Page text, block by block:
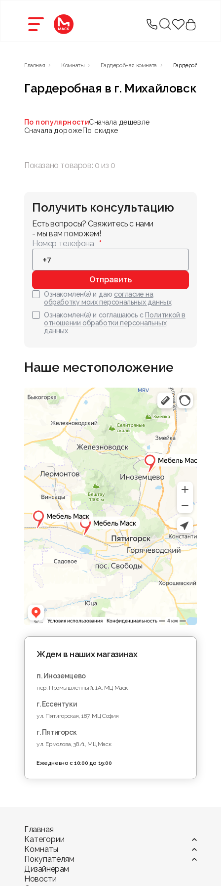
Главная Комнаты Гардеробная комната Гардеробная
Гардеробная в г. Михайловск
По популярностиСначала дешевле
Сначала дорожеПо скидке
Показано товаров: 0 из 0
Получить консультацию
Есть вопросы? Свяжитесь с нами
- мы вам поможем!
Номер телефона
Отправить
Ознакомлен(а) и даю согласие на
обработку моих персональных данных
Ознакомлен(а) и соглашаюсь с Политикой в
отношении обработки персональных
данных
Наше местоположение
Ждем в наших магазинах
п. Иноземцево
пер. Промышленный, 1A, МЦ Маск
г. Ессентуки
ул. Пятигорская, 187, МЦ София
г. Пятигорск
ул. Ермолова, 38/1, МЦ Маск
Ежедневно с 10:00 до 19:00
Главная
Категории
Витрины
Диваны
Камины
Комоды и тумбы
Комнаты
Гостиная
Детская комната
Кухня
Покупателям
Оплата
Мебель в рассрочку и кредит
Дизайнерам
Новости